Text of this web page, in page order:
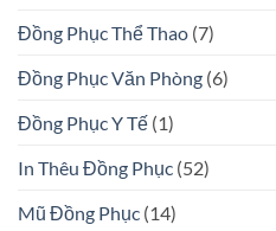
Đồng Phục Thể Thao (7)
Đồng Phục Văn Phòng (6)
Đồng Phục Y Tế (1)
In Thêu Đồng Phục (52)
Mũ Đồng Phục (14)